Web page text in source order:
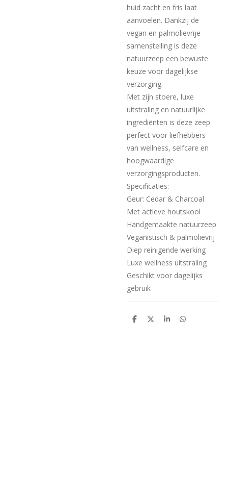
huid zacht en fris laat
aanvoelen. Dankzij de
vegan en palmolievrije
samenstelling is deze
natuurzeep een bewuste
keuze voor dagelijkse
verzorging.
Met zijn stoere, luxe
uitstraling en natuurlijke
ingrediënten is deze zeep
perfect voor liefhebbers
van wellness, selfcare en
hoogwaardige
verzorgingsproducten.
Specificaties:
Geur: Cedar & Charcoal
Met actieve houtskool
Handgemaakte natuurzeep
Veganistisch & palmolievrij
Diep reinigende werking
Luxe wellness uitstraling
Geschikt voor dagelijks
gebruik
D
D
S
D